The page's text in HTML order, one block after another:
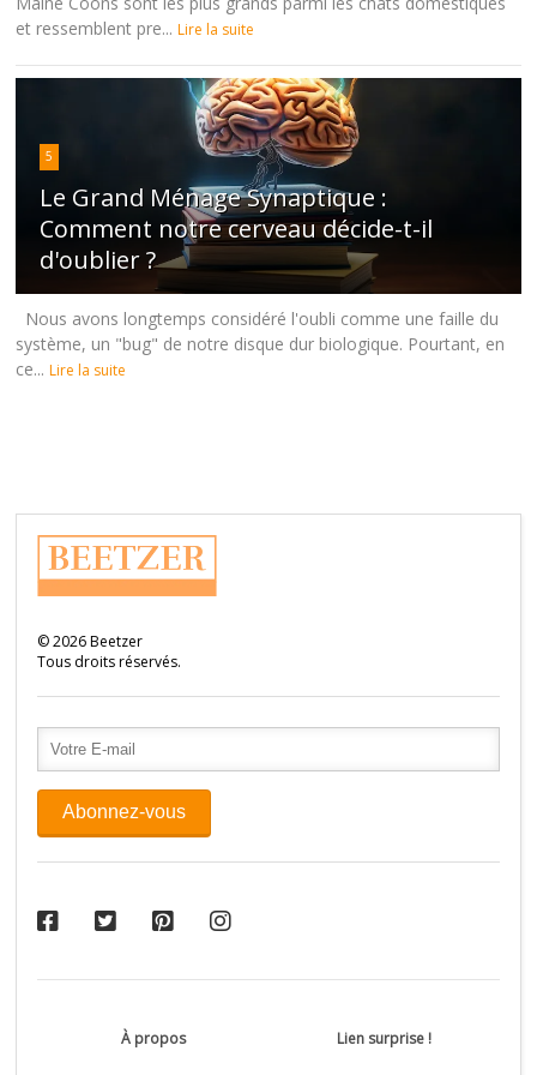
et ressemblent pre... Lire la suite
5
Le Grand Ménage Synaptique :
Comment notre cerveau décide-t-il
d'oublier ?
Nous avons longtemps considéré l'oubli comme une faille du
système, un "bug" de notre disque dur biologique. Pourtant, en
ce... Lire la suite
©2026Beetzer
Tous droits réservés.
À propos Lien surprise !